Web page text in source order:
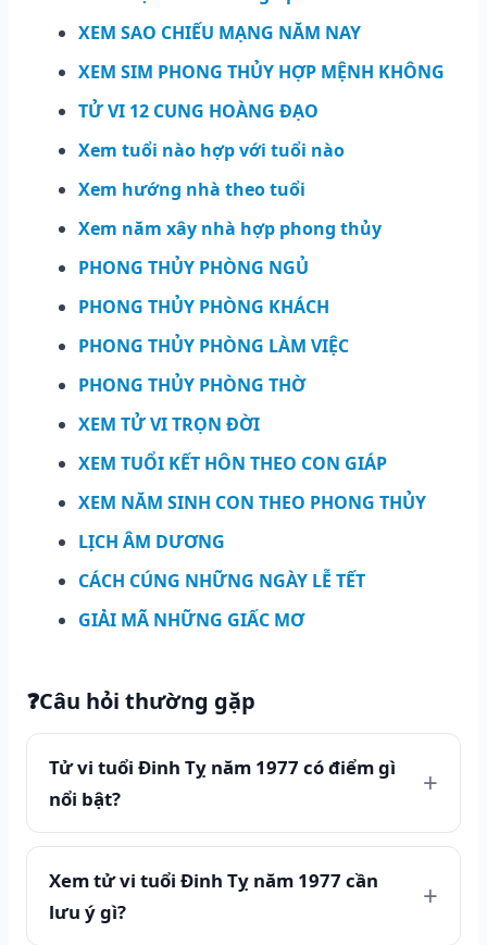
XEM SAO CHIẾU MẠNG NĂM NAY
XEM SIM PHONG THỦY HỢP MỆNH KHÔNG
TỬ VI 12 CUNG HOÀNG ĐẠO
Xem tuổi nào hợp với tuổi nào
Xem hướng nhà theo tuổi
Xem năm xây nhà hợp phong thủy
PHONG THỦY PHÒNG NGỦ
PHONG THỦY PHÒNG KHÁCH
PHONG THỦY PHÒNG LÀM VIỆC
PHONG THỦY PHÒNG THỜ
XEM TỬ VI TRỌN ĐỜI
XEM TUỔI KẾT HÔN THEO CON GIÁP
XEM NĂM SINH CON THEO PHONG THỦY
LỊCH ÂM DƯƠNG
CÁCH CÚNG NHỮNG NGÀY LỄ TẾT
GIẢI MÃ NHỮNG GIẤC MƠ
❓Câu hỏi thường gặp
Tử vi tuổi Đinh Tỵ năm 1977 có điểm gì
nổi bật?
Xem tử vi tuổi Đinh Tỵ năm 1977 cần
lưu ý gì?